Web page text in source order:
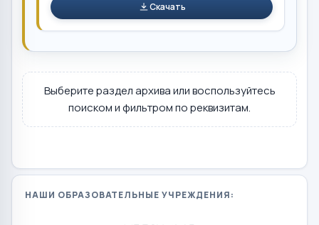
Скачать
Выберите раздел архива или воспользуйтесь
поиском и фильтром по реквизитам.
НАШИ ОБРАЗОВАТЕЛЬНЫЕ УЧРЕЖДЕНИЯ: